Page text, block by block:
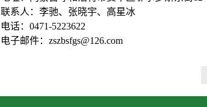
联系人：李驰、张晓宇、高星冰
电话：0471-5223622
电子邮件：zszbsfgs@126.com